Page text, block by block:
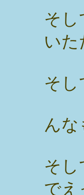
そし
いた
そし
ん
そし
でえ